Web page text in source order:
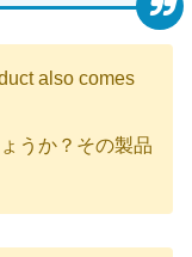
also comes
うか？その製品